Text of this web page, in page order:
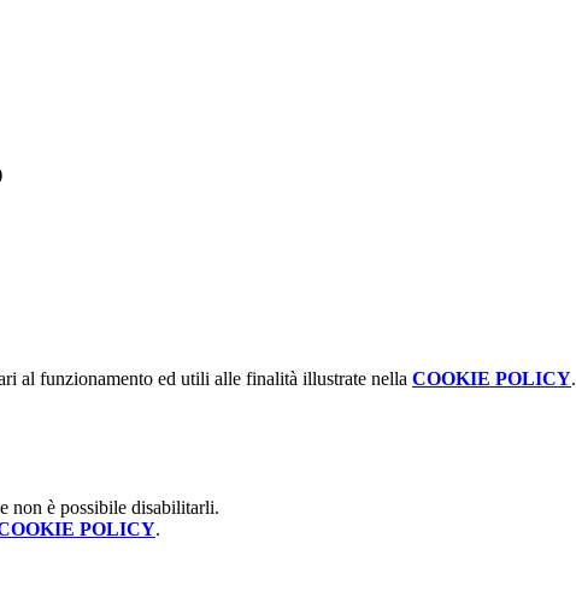
al funzionamento ed utili alle finalità illustrate nella COOKIE POLICY.
non è possibile disabilitarli.
POLICY.